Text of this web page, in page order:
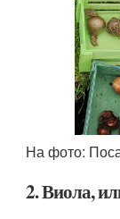
На фото:
2. Виола,